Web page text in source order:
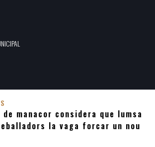
manacor considera que lumsa
la vaga forcar un nou